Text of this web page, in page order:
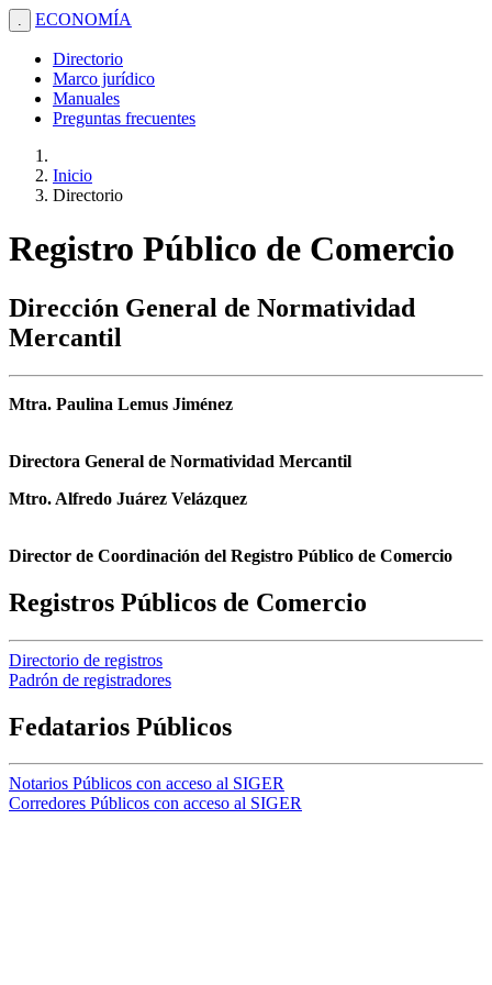
. ECONOMÍA
Directorio
Marco jurídico
Manuales
Preguntas frecuentes
Inicio
Directorio
Registro Público de Comercio
Dirección General de Normatividad
Mercantil
Mtra. Paulina Lemus Jiménez
Directora General de Normatividad Mercantil
Mtro. Alfredo Juárez Velázquez
Director de Coordinación del Registro Público de Comercio
Registros Públicos de Comercio
Directorio de registros
Padrón de registradores
Fedatarios Públicos
Notarios Públicos con acceso al SIGER
Corredores Públicos con acceso al SIGER